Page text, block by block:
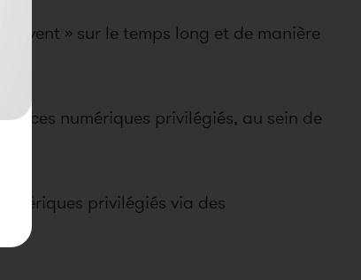
vivent » sur le temps long et de manière
numériques privilégiés, au sein de
privilégiés via des